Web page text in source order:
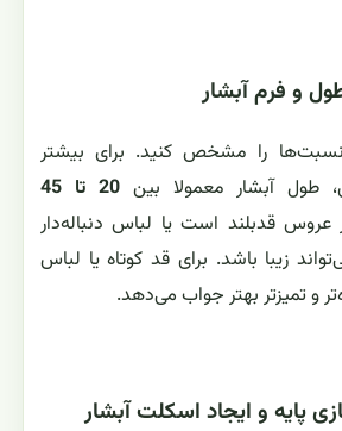
را مشخص کنید. برای بیشتر
طول آبشار معمولا بین
20 تا 45
قدبلند است یا لباس دنباله‌دار
زیبا باشد. برای قد کوتاه یا لباس
و تمیزتر بهتر جواب می‌دهد.